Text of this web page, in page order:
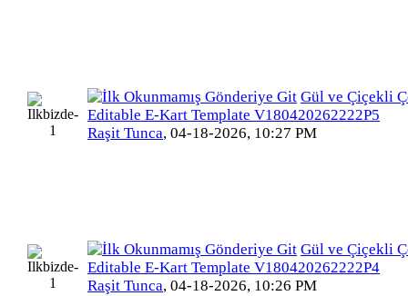
Gül ve Çiçekli
Editable E-Kart Template V180420262222P5
Raşit Tunca, 04-18-2026, 10:27 PM
Gül ve Çiçekli
Editable E-Kart Template V180420262222P4
Raşit Tunca, 04-18-2026, 10:26 PM